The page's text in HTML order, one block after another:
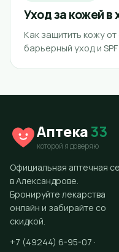
Уход за кожей в
Как защитить кожу
барьерный уход и
Аптека33
которой я доверяю
Официальная аптечная
в Александрове.
Бронируйте лекарства
онлайн и забирайте со
скидкой.
+7 (49244) 6-95-07 ·